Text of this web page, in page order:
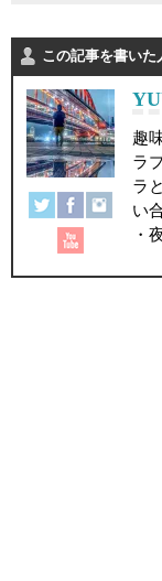
この記事を書いた
趣
ラ
ラ
い
・